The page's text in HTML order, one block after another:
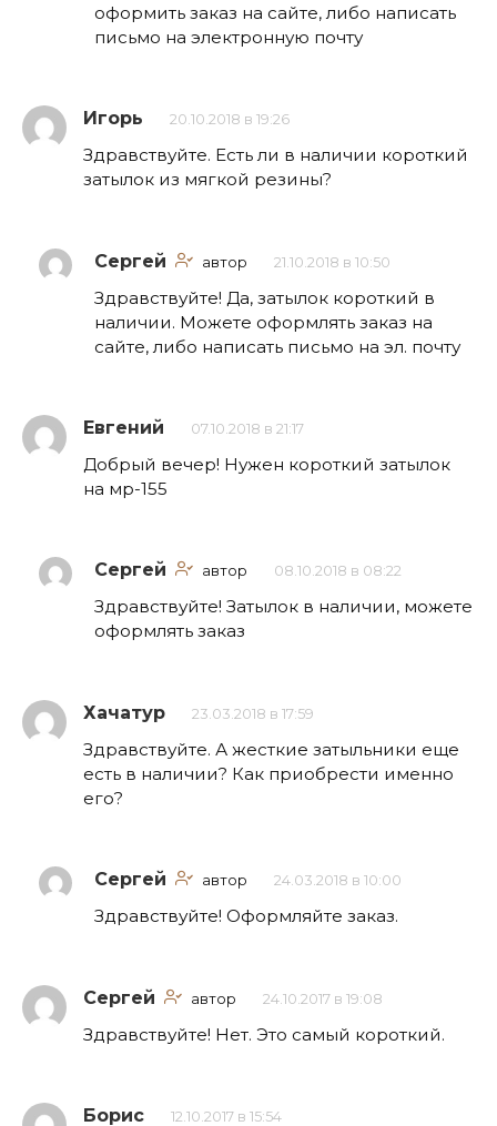
оформить заказ на сайте, либо написать
письмо на электронную почту
Игорь 20.10.2018 в 19:26
Здравствуйте. Есть ли в наличии короткий
затылок из мягкой резины?
Сергей автор 21.10.2018 в 10:50
Здравствуйте! Да, затылок короткий в
наличии. Можете оформлять заказ на
сайте, либо написать письмо на эл. почту
Евгений 07.10.2018 в 21:17
Добрый вечер! Нужен короткий затылок
на мр-155
Сергей автор 08.10.2018 в 08:22
Здравствуйте! Затылок в наличии, можете
оформлять заказ
Хачатур 23.03.2018 в 17:59
Здравствуйте. А жесткие затыльники еще
есть в наличии? Как приобрести именно
его?
Сергей автор 24.03.2018 в 10:00
Здравствуйте! Оформляйте заказ.
Сергей автор 24.10.2017 в 19:08
Здравствуйте! Нет. Это самый короткий.
Борис 12.10.2017 в 15:54